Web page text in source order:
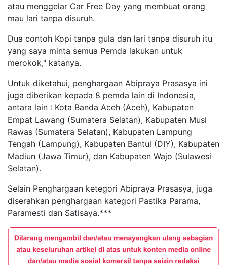
atau menggelar Car Free Day yang membuat orang
mau lari tanpa disuruh.
Dua contoh Kopi tanpa gula dan lari tanpa disuruh itu
yang saya minta semua Pemda lakukan untuk
merokok," katanya.
Untuk diketahui, penghargaan Abipraya Prasasya ini
juga diberikan kepada 8 pemda lain di Indonesia,
antara lain : Kota Banda Aceh (Aceh), Kabupaten
Empat Lawang (Sumatera Selatan), Kabupaten Musi
Rawas (Sumatera Selatan), Kabupaten Lampung
Tengah (Lampung), Kabupaten Bantul (DIY), Kabupaten
Madiun (Jawa Timur), dan Kabupaten Wajo (Sulawesi
Selatan).
Selain Penghargaan ketegori Abipraya Prasasya, juga
diserahkan penghargaan kategori Pastika Parama,
Paramesti dan Satisaya.***